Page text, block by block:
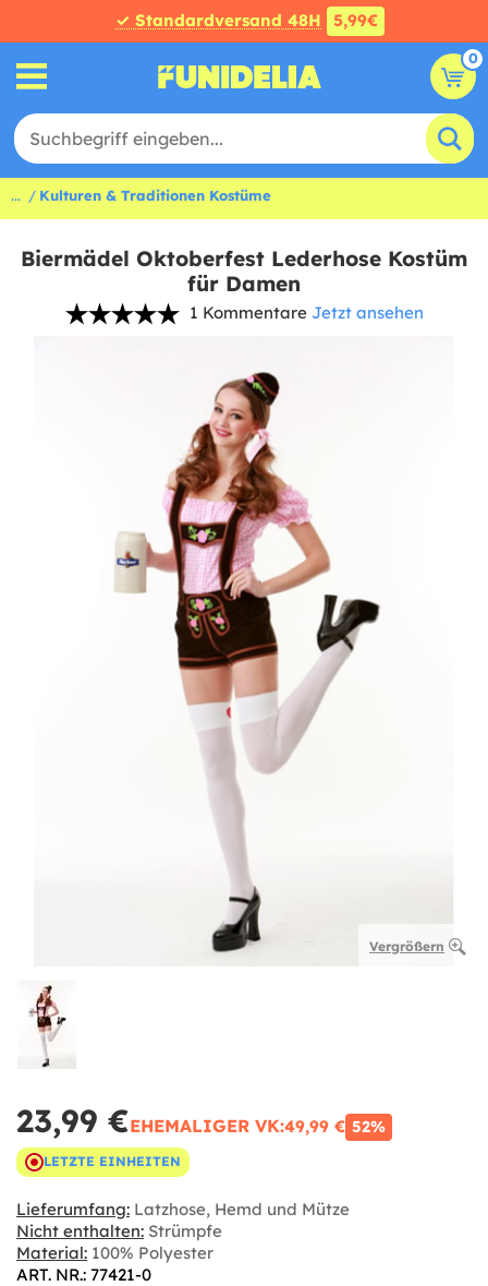
✓ Standardversand 48H 5,99€
0
... Kulturen & Traditionen Kostüme
Biermädel Oktoberfest Lederhose Kostüm
für Damen
1 Kommentare Jetzt ansehen
Vergrößern
23,99 €EHEMALIGER VK:49,99 € 52%
LETZTE EINHEITEN
Lieferumfang: Latzhose, Hemd und Mütze
Nicht enthalten: Strümpfe
Material: 100% Polyester
ART. NR.: 77421-0